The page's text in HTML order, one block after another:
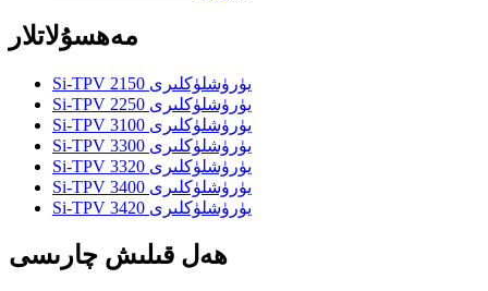
مەھسۇلاتلار
Si-TPV 2150 يۈرۈشلۈكلىرى
Si-TPV 2250 يۈرۈشلۈكلىرى
Si-TPV 3100 يۈرۈشلۈكلىرى
Si-TPV 3300 يۈرۈشلۈكلىرى
Si-TPV 3320 يۈرۈشلۈكلىرى
Si-TPV 3400 يۈرۈشلۈكلىرى
Si-TPV 3420 يۈرۈشلۈكلىرى
ھەل قىلىش چارىسى